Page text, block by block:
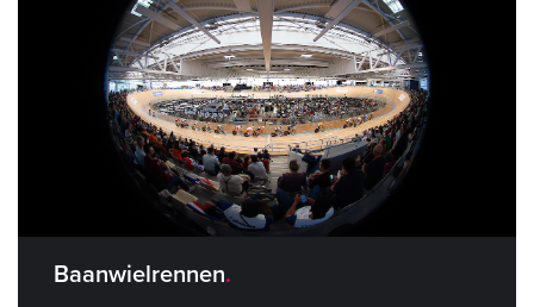
Baanwielrennen